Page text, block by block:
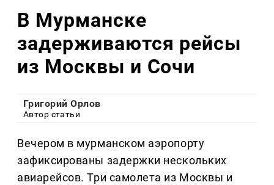
В Мурманске
задерживаются рейсы
из Москвы и Сочи
Григорий Орлов
Автор статьи
Вечером в мурманском аэропорту
зафиксированы задержки нескольких
авиарейсов. Три самолета из Москвы и